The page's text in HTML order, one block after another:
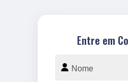
Entre em